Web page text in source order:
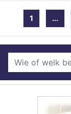
1 ...